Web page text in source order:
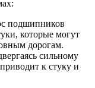
подшипников
которые могут
дорогам.
сильному
к стуку и